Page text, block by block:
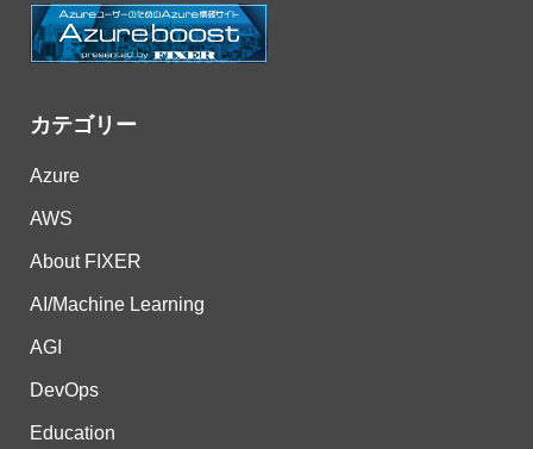
カテゴリー
Azure
AWS
About FIXER
AI/Machine Learning
AGI
DevOps
Education